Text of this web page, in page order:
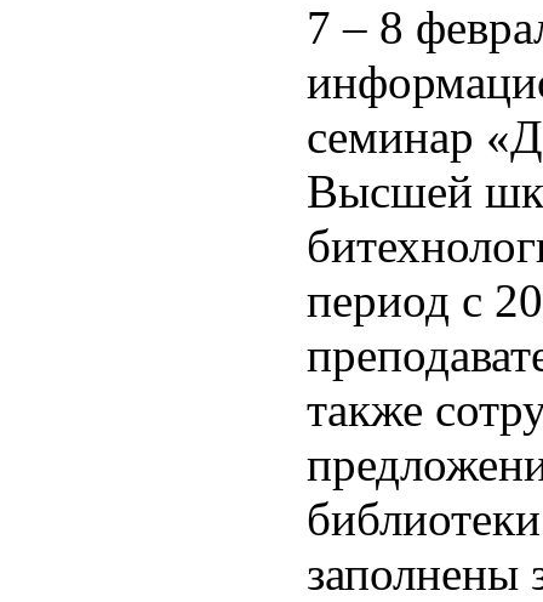
7 – 8
семинар
Высшей
период с
также
заполнены